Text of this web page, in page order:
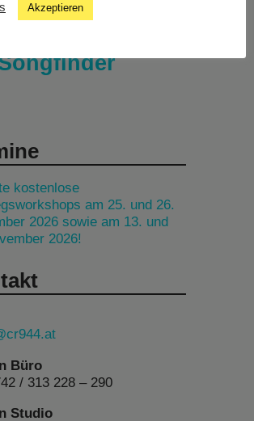
kostenlose
am 25. und 26.
2026 sowie am 13. und
2026!
Büro
/ 313 228 – 290
Studio
Akzeptieren